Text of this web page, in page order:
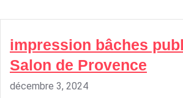
impression bâches
Salon de Provence
décembre 3, 2024